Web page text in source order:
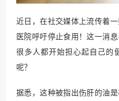
近日，在社交媒体上流传着
医院呼吁停止食用！这一消
很多人都开始担心起自己的
呢？
据悉，这种被指出伤肝的油